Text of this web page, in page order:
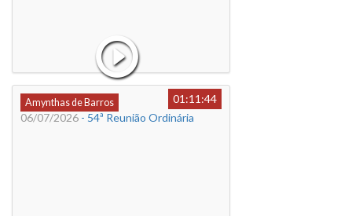
Amynthas de Barros
01:11:44
06/07/2026 - 54ª Reunião Ordinária